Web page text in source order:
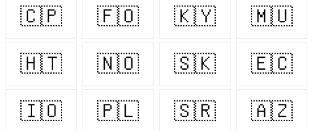
🇨🇵 🇫🇴 🇰🇾 🇲🇺
🇭🇹 🇳🇴 🇸🇰 🇪🇨
🇮🇴 🇵🇱 🇸🇷 🇦🇿